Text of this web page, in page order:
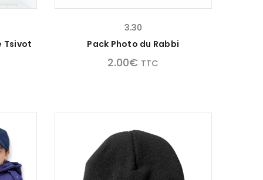
Tsivot
3.30
Pack Photo du Rabbi
2.00€ TTC